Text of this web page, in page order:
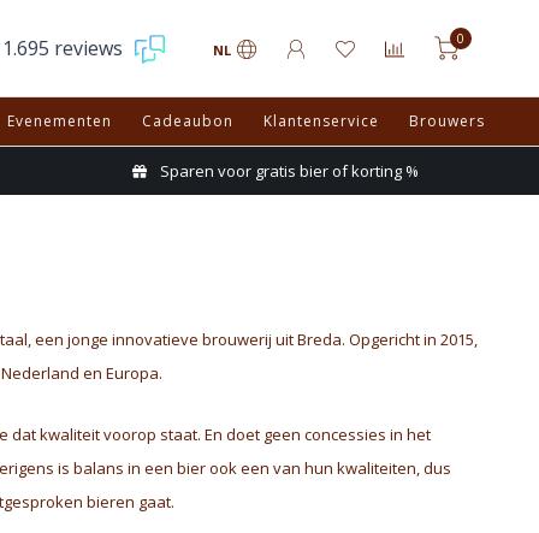
1.695 reviews NL
0
Evenementen Cadeaubon Klantenservice Brouwers
Sparen voor gratis bier of korting %
een jonge innovatieve brouwerij uit Breda. Opgericht in 2015,
en Europa.
kwaliteit voorop staat. En doet geen concessies in het
is balans in een bier ook een van hun kwaliteiten, dus
bieren gaat.